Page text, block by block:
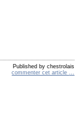
Published by chestrolais
commenter cet article